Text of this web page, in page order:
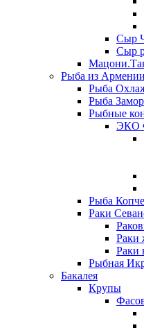
Сыр
Сыр
Рыба из Армении
Рыба
Рыба
Рыбные
ЭКО
Рыба
Раки
Раки
Раки
Рыбная
Бакалея
Крупы